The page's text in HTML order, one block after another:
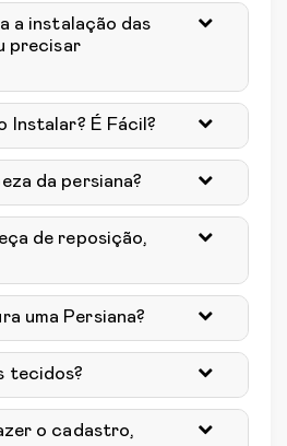
a instalação das
precisar
Instalar? É Fácil?
da persiana?
de reposição,
uma Persiana?
tecidos?
o cadastro,